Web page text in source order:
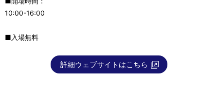
10:00-16:00
■入場無料
詳細ウェブサイトはこちら